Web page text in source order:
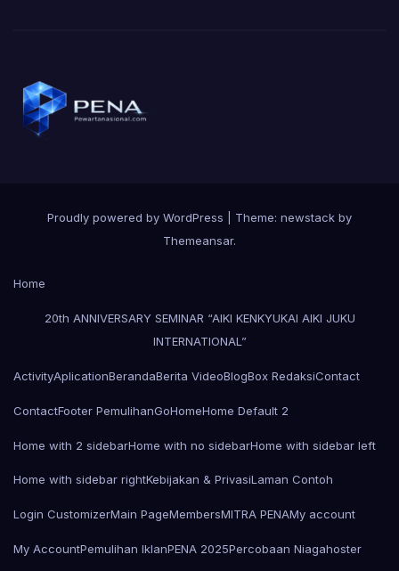
Proudly powered by WordPress
Theme: newstack by
Themeansar.
Home
20th ANNIVERSARY SEMINAR “AIKI KENKYUKAI AIKI JUKU
INTERNATIONAL”
ActivityAplicationBerandaBerita VideoBlogBox RedaksiContact
ContactFooter PemulihanGoHomeHome Default 2
Home with 2 sidebarHome with no sidebarHome with sidebar left
Home with sidebar rightKebijakan & PrivasiLaman Contoh
Login CustomizerMain PageMembersMITRA PENAMy account
My AccountPemulihan IklanPENA 2025Percobaan Niagahoster